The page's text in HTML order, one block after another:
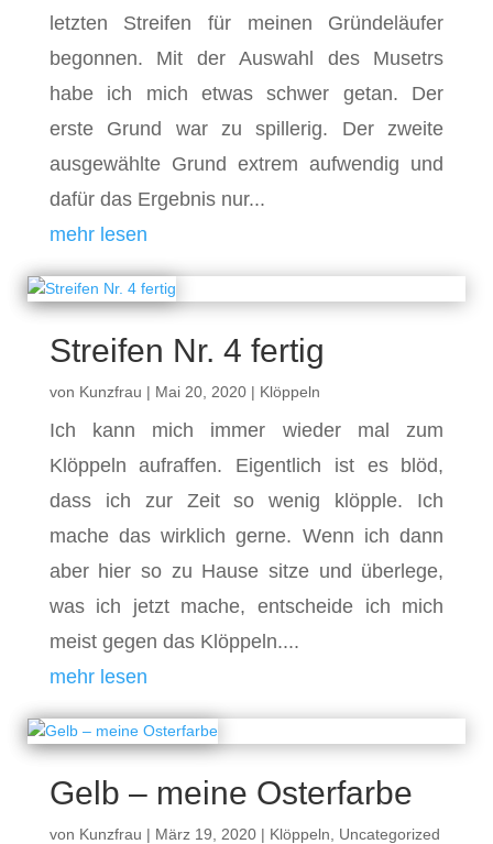
letzten Streifen für meinen Gründeläufer
begonnen. Mit der Auswahl des Musetrs
habe ich mich etwas schwer getan. Der
erste Grund war zu spillerig. Der zweite
ausgewählte Grund extrem aufwendig und
dafür das Ergebnis nur...
mehr lesen
Streifen Nr. 4 fertig
von Kunzfrau | Mai 20, 2020| Klöppeln
Ich kann mich immer wieder mal zum
Klöppeln aufraffen. Eigentlich ist es blöd,
dass ich zur Zeit so wenig klöpple. Ich
mache das wirklich gerne. Wenn ich dann
aber hier so zu Hause sitze und überlege,
was ich jetzt mache, entscheide ich mich
meist gegen das Klöppeln....
mehr lesen
Gelb – meine Osterfarbe
von Kunzfrau | März 19, 2020| Klöppeln Uncategorized